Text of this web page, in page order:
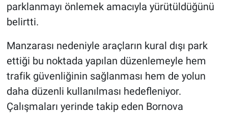
parklanmayı önlemek amacıyla yürütüldüğünü
belirtti.
Manzarası nedeniyle araçların kural dışı park
ettiği bu noktada yapılan düzenlemeyle hem
trafik güvenliğinin sağlanması hem de yolun
daha düzenli kullanılması hedefleniyor.
Çalışmaları yerinde takip eden Bornova